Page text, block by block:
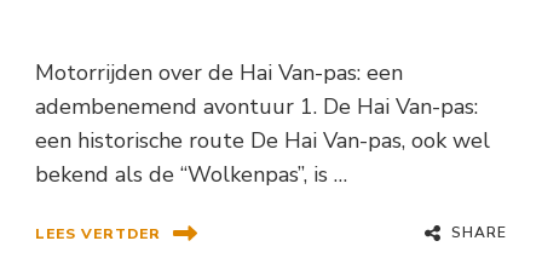
Motorrijden over de Hai Van-pas: een
adembenemend avontuur 1. De Hai Van-pas:
een historische route De Hai Van-pas, ook wel
bekend als de “Wolkenpas”, is …
LEES VERTDER SHARE